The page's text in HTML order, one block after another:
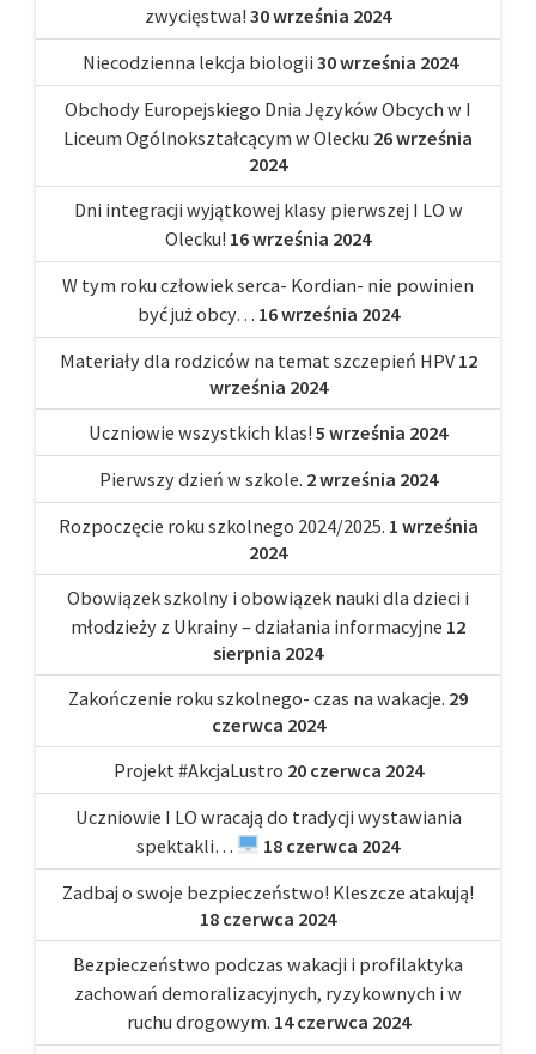
zwycięstwa! 30 września 2024
Niecodzienna lekcja biologii 30 września 2024
Obchody Europejskiego Dnia Języków Obcych w I
Liceum Ogólnokształcącym w Olecku 26 września
2024
Dni integracji wyjątkowej klasy pierwszej I LO w
Olecku! 16 września 2024
W tym roku człowiek serca- Kordian- nie powinien
być już obcy… 16 września 2024
Materiały dla rodziców na temat szczepień HPV 12
września 2024
Uczniowie wszystkich klas! 5 września 2024
Pierwszy dzień w szkole. 2 września 2024
Rozpoczęcie roku szkolnego 2024/2025. 1 września
2024
Obowiązek szkolny i obowiązek nauki dla dzieci i
młodzieży z Ukrainy – działania informacyjne 12
sierpnia 2024
Zakończenie roku szkolnego- czas na wakacje. 29
czerwca 2024
Projekt #AkcjaLustro 20 czerwca 2024
Uczniowie I LO wracają do tradycji wystawiania
spektakli…
18 czerwca 2024
Zadbaj o swoje bezpieczeństwo! Kleszcze atakują!
18 czerwca 2024
Bezpieczeństwo podczas wakacji i profilaktyka
zachowań demoralizacyjnych, ryzykownych i w
ruchu drogowym. 14 czerwca 2024